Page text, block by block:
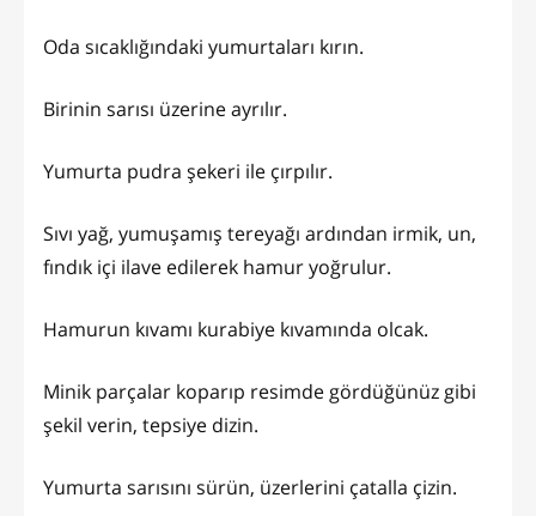
Oda sıcaklığındaki yumurtaları kırın.
Birinin sarısı üzerine ayrılır.
Yumurta pudra şekeri ile çırpılır.
Sıvı yağ, yumuşamış tereyağı ardından irmik, un,
fındık içi ilave edilerek hamur yoğrulur.
Hamurun kıvamı kurabiye kıvamında olcak.
Minik parçalar koparıp resimde gördüğünüz gibi
şekil verin, tepsiye dizin.
Yumurta sarısını sürün, üzerlerini çatalla çizin.